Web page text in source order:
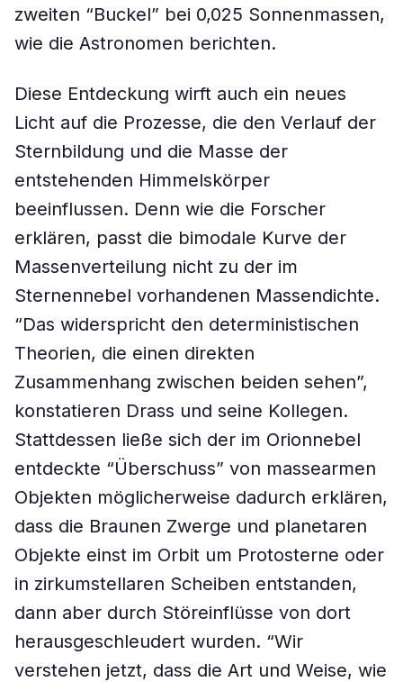
zweiten “Buckel” bei 0,025 Sonnenmassen,
wie die Astronomen berichten.
Diese Entdeckung wirft auch ein neues
Licht auf die Prozesse, die den Verlauf der
Sternbildung und die Masse der
entstehenden Himmelskörper
beeinflussen. Denn wie die Forscher
erklären, passt die bimodale Kurve der
Massenverteilung nicht zu der im
Sternennebel vorhandenen Massendichte.
“Das widerspricht den deterministischen
Theorien, die einen direkten
Zusammenhang zwischen beiden sehen”,
konstatieren Drass und seine Kollegen.
Stattdessen ließe sich der im Orionnebel
entdeckte “Überschuss” von massearmen
Objekten möglicherweise dadurch erklären,
dass die Braunen Zwerge und planetaren
Objekte einst im Orbit um Protosterne oder
in zirkumstellaren Scheiben entstanden,
dann aber durch Störeinflüsse von dort
herausgeschleudert wurden. “Wir
verstehen jetzt, dass die Art und Weise, wie